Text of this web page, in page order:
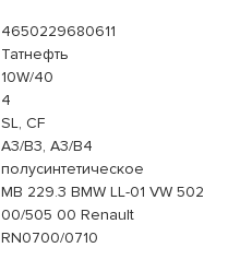
4650229680611
Татнефть
10W/40
4
SL, CF
A3/B3, A3/B4
полусинтетическое
MB 229.3 BMW LL-01 VW 502
00/505 00 Renault
RN0700/0710